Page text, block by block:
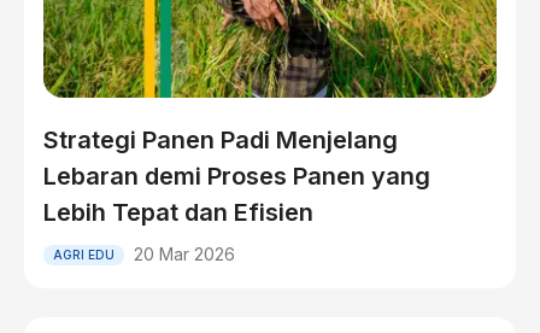
Strategi Panen Padi Menjelang
Lebaran demi Proses Panen yang
Lebih Tepat dan Efisien
AGRI EDU 20 Mar 2026